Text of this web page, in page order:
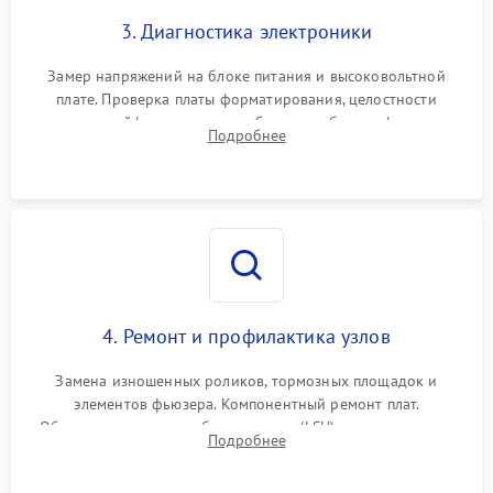
3. Диагностика электроники
Замер напряжений на блоке питания и высоковольтной
плате. Проверка платы форматирования, целостности
плоских шлейфов сканера и работоспособности флажков и
оптопар (датчиков прохождения бумаги).
Подробнее
4. Ремонт и профилактика узлов
Замена изношенных роликов, тормозных площадок и
элементов фьюзера. Компонентный ремонт плат.
Обязательная очистка блока лазера (LSU), зеркал и тракта
печати от просыпанного тонера и бумажной пыли.
Подробнее